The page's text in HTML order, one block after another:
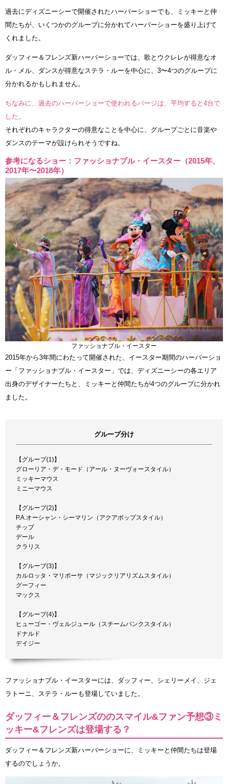
過去にディズニーシーで開催されたハーバーショーでも、ミッキーと仲
間たちが、いくつかのグループに分かれてハーバーショーを盛り上げて
くれました。
ダッフィー＆フレンズ新ハーバーショーでは、歌とウクレレが得意なオ
ル・メル、ダンスが得意なステラ・ルーを中心に、3〜4つのグループに
分かれるかもしれません。
ちなみに、過去のハーバーショーで使われるバージは、平均すると4台で
した。
それぞれのキャラクターの得意なことを中心に、グループごとに音楽や
ダンスのテーマが設けられそうですね。
参考になるショー：ファッショナブル・イースター（2015年、
2017年〜2018年）
ファッショナブル・イースター
2015年から3年間にわたって開催された、イースター期間のハーバーショ
ー「ファッショナブル・イースター」では、ディズニーシーの各エリア
出身のデザイナーたちと、ミッキーと仲間たちが4つのグループに分かれ
ました。
グループ分け
【グループ(1)】
グローリア・デ・モード（アール・ヌーヴォースタイル）
ミッキーマウス
ミニーマウス
【グループ(2)】
P.A.オーシャン・シーマリン（アクアポップスタイル）
チップ
デール
クラリス
【グループ(3)】
カルロッタ・マリポーサ（マジックリアリズムスタイル）
グーフィー
マックス
【グループ(4)】
ヒューゴー・ヴェルジュール（スチームパンクスタイル）
ドナルド
デイジー
ファッショナブル・イースターには、ダッフィー、シェリーメイ、ジェ
ラトーニ、ステラ・ルーも登場していました。
ダッフィー＆フレンズののスマイル&ファン予想③ミ
ッキー&フレンズは登場する？
ダッフィー＆フレンズ新ハーバーショーに、ミッキーと仲間たちは登場
するのでしょうか。